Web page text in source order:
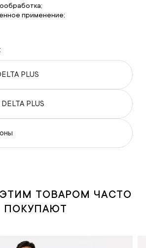
применение;
PLUS
PLUS
ТОВАРОМ ЧАСТО
ПОКУПАЮТ